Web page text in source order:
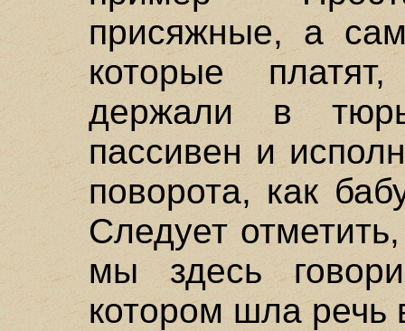
присяжные, а
которые
держали в
пассивен и
поворота, как
Следует
мы здесь
котором шла речь